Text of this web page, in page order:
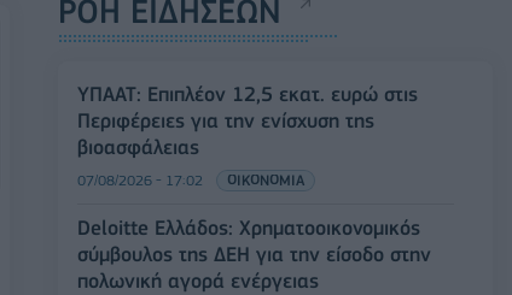
ΡΟΗ ΕΙΔΗΣΕΩΝ
ΥΠΑΑΤ: Επιπλέον 12,5 εκατ. ευρώ στις
Περιφέρειες για την ενίσχυση της
βιοασφάλειας
07/08/2026 - 17:02 ΟΙΚΟΝΟΜΙΑ
Deloitte Ελλάδος: Χρηματοοικονομικός
σύμβουλος της ΔΕΗ για την είσοδο στην
πολωνική αγορά ενέργειας